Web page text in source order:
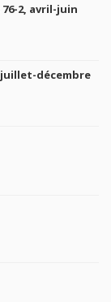
2, avril-juin
juillet-décembre